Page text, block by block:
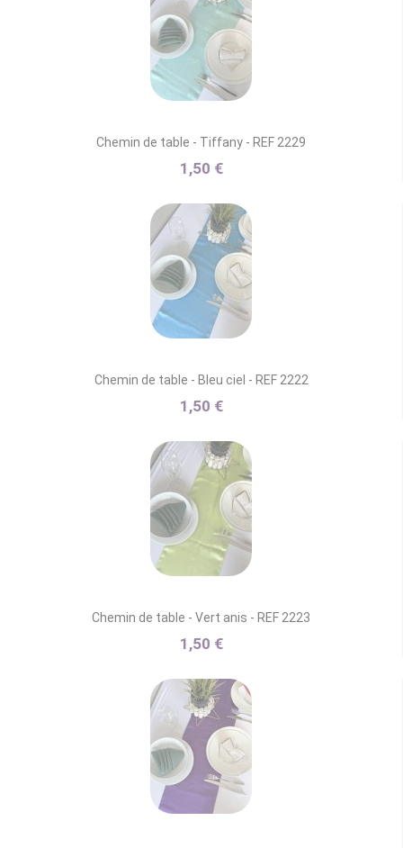
Chemin de table - Tiffany - REF 2229
1,50 €
Chemin de table - Bleu ciel - REF 2222
1,50 €
Chemin de table - Vert anis - REF 2223
1,50 €